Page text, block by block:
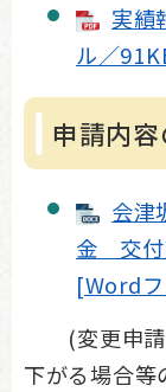
実績
ル／
申請内
会津
金 交付
[Word
(変更申請
下がる場合等